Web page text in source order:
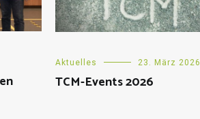
Aktuelles 23. März 2026
TCM-Events 2026